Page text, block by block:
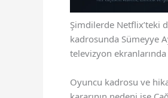
Şimdilerde Netflix’teki
kadrosunda Sümeyye
televizyon ekranlarında
Oyuncu kadrosu ve